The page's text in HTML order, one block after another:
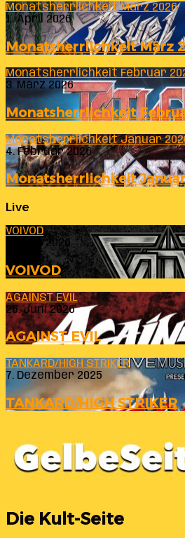
Monatsherrlichkeit März 2026
1. April 2026
Monatsherrlichkeit März
Monatsherrlichkeit Februar
3. März 2026
Monatsherrlichkeit
Monatsherrlichkeit Januar
4. Februar 2026
Monatsherrlichkeit
Live
VOIVOD
23. Juli 2026
VOIVOD
AGAINST EVIL
26. Juni 2026
AGAINST EVIL
TANKARD/HIGH STRIKER
7. Dezember 2025
TANKARD/HIGH STRIKER
Die Kult-Seite